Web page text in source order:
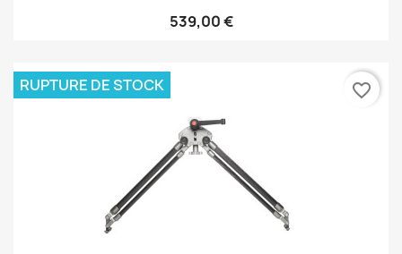
539,00 €
RUPTURE DE STOCK favorite_border